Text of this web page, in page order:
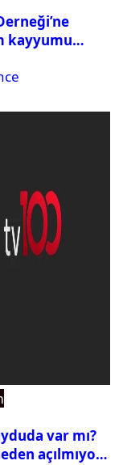
kayyumu
var mı?
açılmıyor?